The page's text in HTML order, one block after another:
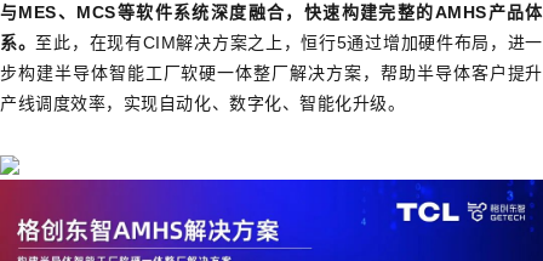
与MES、MCS等软件系统深度融合，快速构建完整的AMHS产品体
系。 至此，在现有CIM解决方案之上，恒行5通过增加硬件布局，进一
步构建半导体智能工厂软硬一体整厂解决方案，帮助半导体客户提升
产线调度效率，实现自动化、数字化、智能化升级。